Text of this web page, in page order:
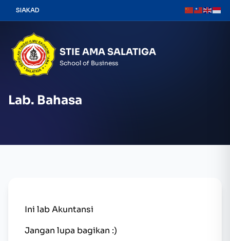
SIAKAD
STIE AMA SALATIGA
School of Business
Lab. Bahasa
Ini lab Akuntansi
Jangan lupa bagikan :)